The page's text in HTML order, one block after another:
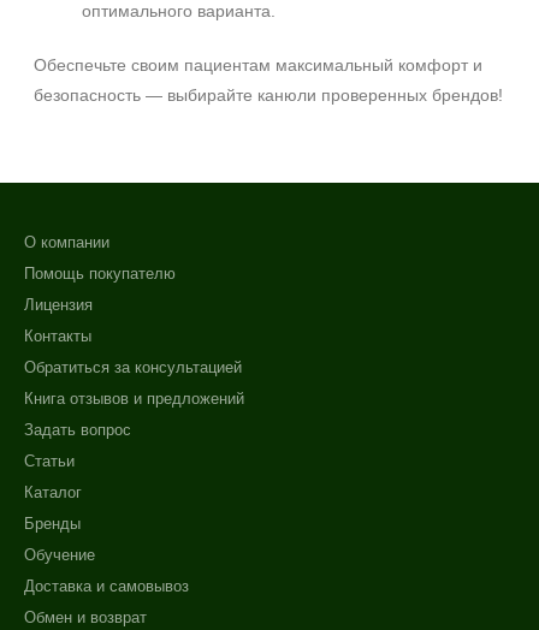
оптимального варианта.
Обеспечьте своим пациентам максимальный комфорт и
безопасность — выбирайте канюли проверенных брендов!
О компании
Помощь покупателю
Лицензия
Контакты
Обратиться за консультацией
Книга отзывов и предложений
Задать вопрос
Статьи
Каталог
Бренды
Обучение
Доставка и самовывоз
Обмен и возврат